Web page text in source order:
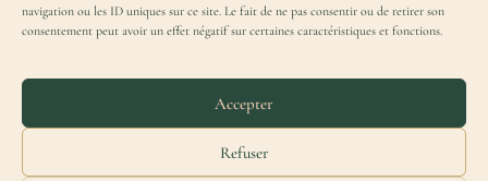
navigation ou les ID uniques sur ce site. Le fait de ne pas consentir ou de retirer son
consentement peut avoir un effet négatif sur certaines caractéristiques et fonctions.
Accepter
Refuser
J'accepte de recevoir la Missive Magique et j'ai lu lapolitique de